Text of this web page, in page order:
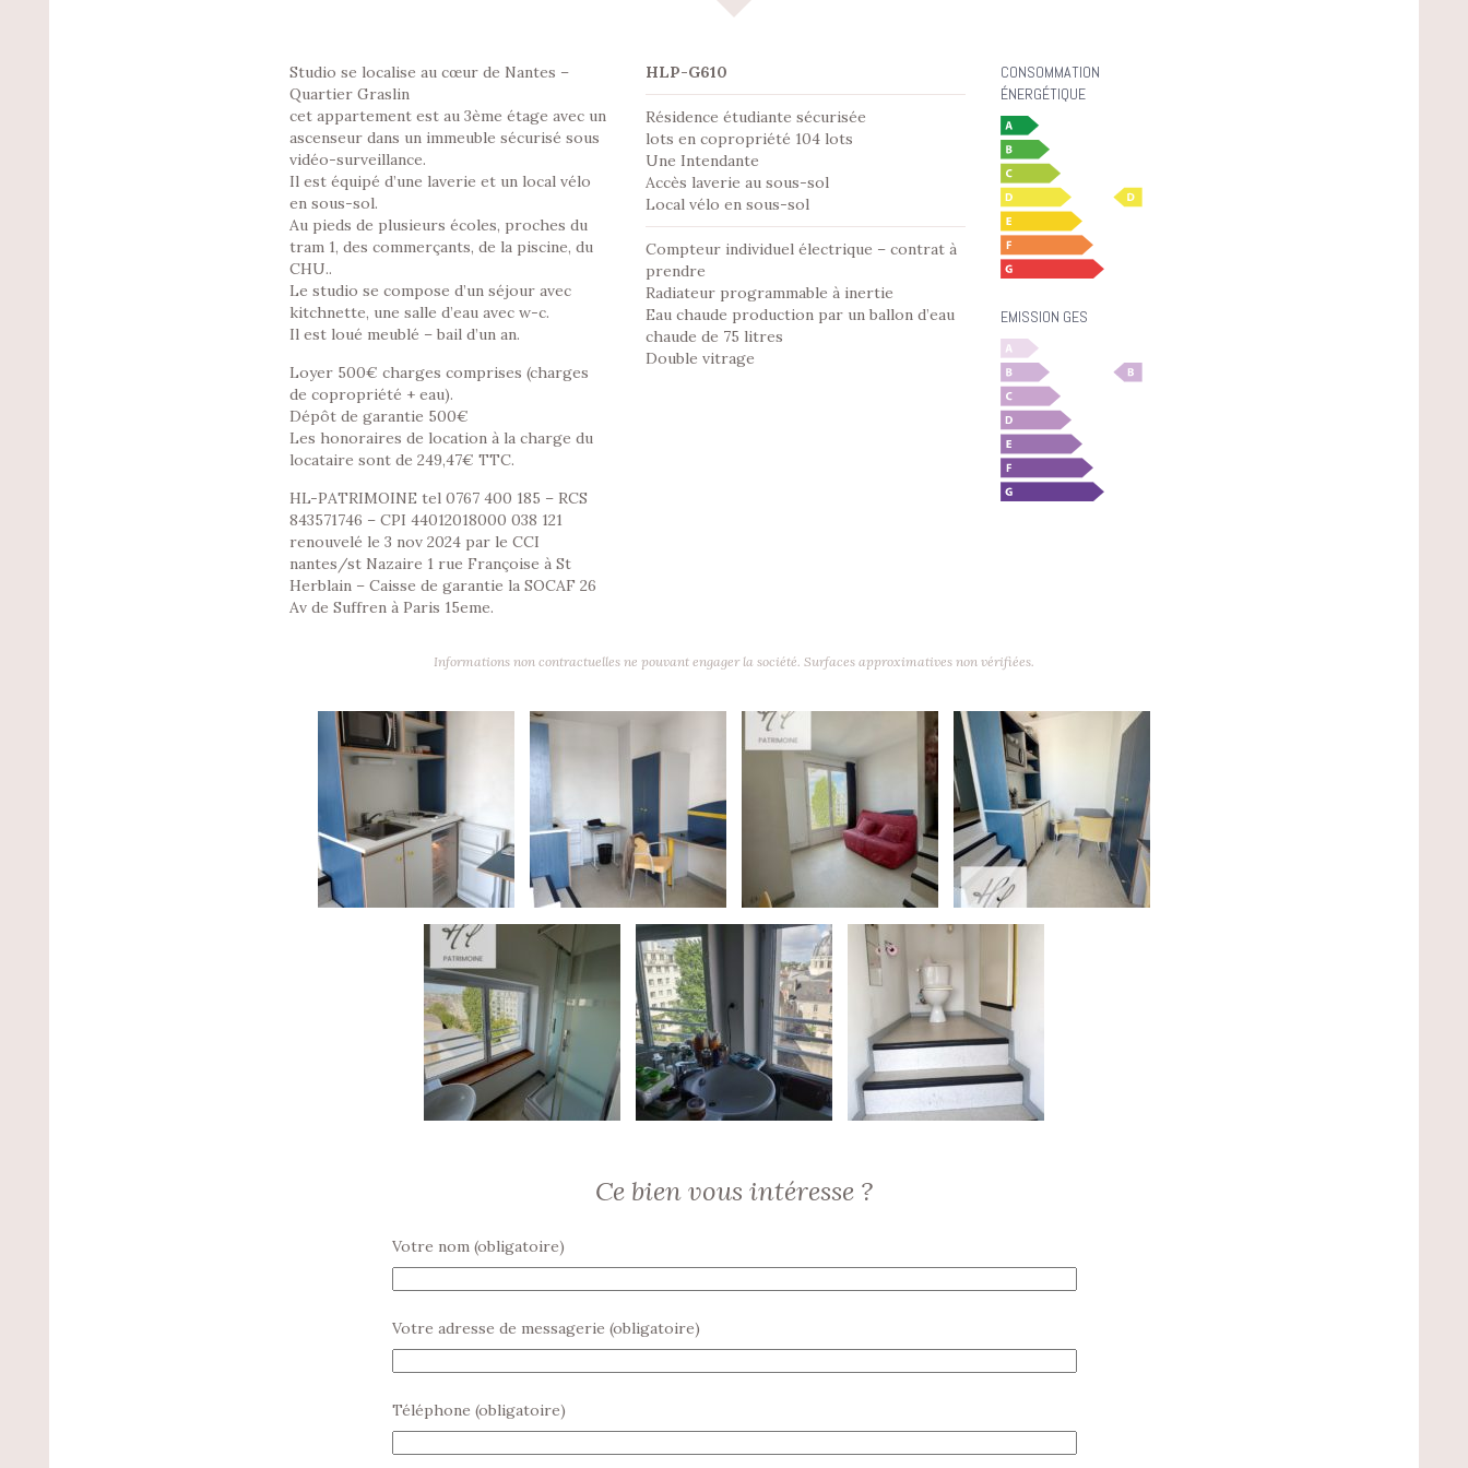
Studio se localise au cœur de Nantes –
Quartier Graslin
cet appartement est au 3ème étage avec un
ascenseur dans un immeuble sécurisé sous
vidéo-surveillance.
Il est équipé d’une laverie et un local vélo
en sous-sol.
Au pieds de plusieurs écoles, proches du
tram 1, des commerçants, de la piscine, du
CHU..
Le studio se compose d’un séjour avec
kitchnette, une salle d’eau avec w-c.
Il est loué meublé – bail d’un an.
Loyer 500€ charges comprises (charges
de copropriété + eau).
Dépôt de garantie 500€
Les honoraires de location à la charge du
locataire sont de 249,47€ TTC.
HL-PATRIMOINE tel 0767 400 185 – RCS
843571746 – CPI 44012018000 038 121
renouvelé le 3 nov 2024 par le CCI
nantes/st Nazaire 1 rue Françoise à St
Herblain – Caisse de garantie la SOCAF 26
Av de Suffren à Paris 15eme.
HLP-G610
Résidence étudiante sécurisée
lots en copropriété 104 lots
Une Intendante
Accès laverie au sous-sol
Local vélo en sous-sol
Compteur individuel électrique – contrat à
prendre
Radiateur programmable à inertie
Eau chaude production par un ballon d’eau
chaude de 75 litres
Double vitrage
CONSOMMATION
ÉNERGÉTIQUE
EMISSION GES
Informations non contractuelles ne pouvant engager la société. Surfaces approximatives non vérifiées.
Ce bien vous intéresse ?
Votre nom (obligatoire)
Votre adresse de messagerie (obligatoire)
Téléphone (obligatoire)